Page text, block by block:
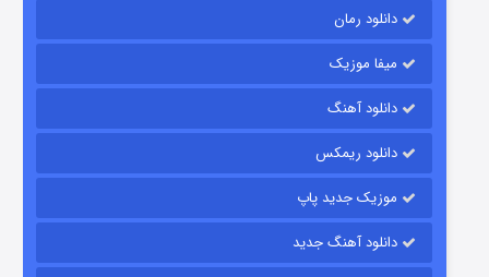
قسمت۱۵ (دوبله) منتشر شد
دانلود رمان
میفا موزیک
دانلود آهنگ
دانلود ریمکس
موزیک جدید پاپ
دانلود آهنگ جدید